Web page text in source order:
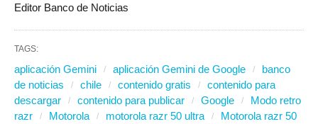
Editor Banco de Noticias
TAGS:
aplicación Gemini aplicación Gemini de Google
banco
de noticias
chile contenido gratis
contenido para
descargar
contenido para publicar Google
Modo retro
razr
Motorola motorola razr 50 ultra
Motorola razr 50